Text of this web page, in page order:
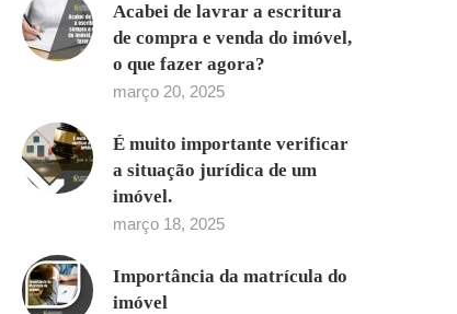
Acabei de lavrar a escritura
de compra e venda do imóvel,
o que fazer agora?
março 20, 2025
É muito importante verificar
a situação jurídica de um
imóvel.
março 18, 2025
Importância da matrícula do
imóvel